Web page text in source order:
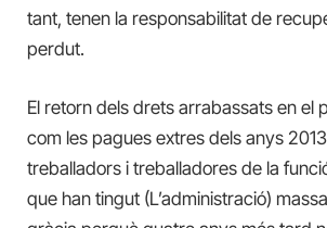
tant, tenen la responsabilitat de
perdut.
El retorn dels drets arrabassats en el
com les pagues extres dels anys
treballadors i treballadores de la
que han tingut (L’administració)